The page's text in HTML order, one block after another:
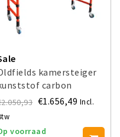
kamersteiger
carbon
€1.656,49 Incl.
voorraad